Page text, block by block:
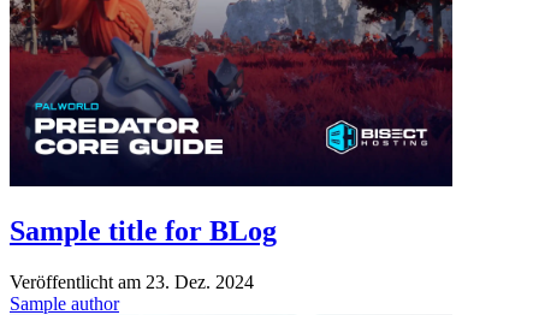
Sample title for BLog
Veröffentlicht am 23. Dez. 2024
Sample author